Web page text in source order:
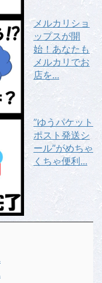
メルカリショ
ップスが開
始！あなたも
メルカリでお
店を...
”ゆうパケット
ポスト発送シ
ール”がめちゃ
くちゃ便利...